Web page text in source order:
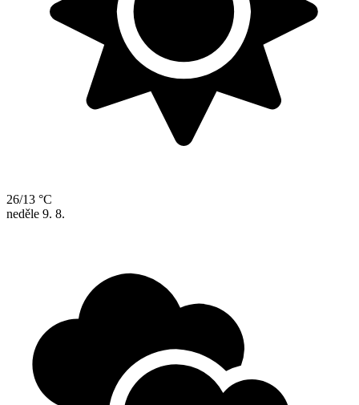
26/13 °C
neděle 9. 8.